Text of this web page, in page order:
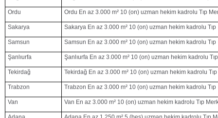
Ordu Ordu En az 3.000 m² 10 (on) uzman hekim kadrolu Tıp
Sakarya Sakarya En az 3.000 m² 10 (on) uzman hekim kadrolu Tıp
Samsun Samsun En az 3.000 m² 10 (on) uzman hekim kadrolu Tıp
Şanlıurfa Şanlıurfa En az 3.000 m² 10 (on) uzman hekim kadrolu
Tekirdağ Tekirdağ En az 3.000 m² 10 (on) uzman hekim kadrolu
Trabzon Trabzon En az 3.000 m² 10 (on) uzman hekim kadrolu Tıp
Van Van En az 3.000 m² 10 (on) uzman hekim kadrolu Tıp